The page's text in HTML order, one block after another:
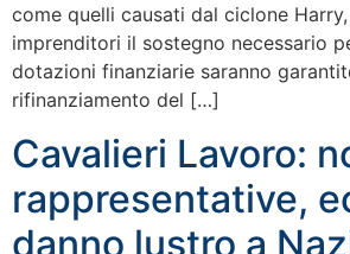
come quelli causati dal ciclone
imprenditori il sostegno necessario
dotazioni finanziarie saranno
rifinanziamento del […]
Cavalieri Lavoro:
rappresentative,
danno lustro a